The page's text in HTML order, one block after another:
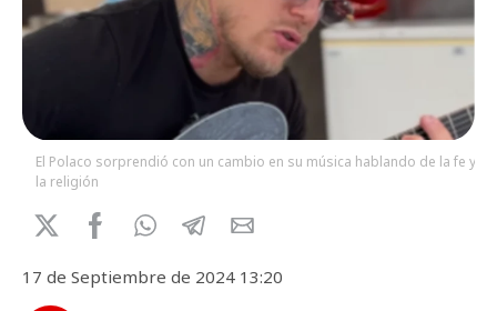
El Polaco sorprendió con un cambio en su música hablando de la fe y
la religión
17 de Septiembre de 2024 13:20